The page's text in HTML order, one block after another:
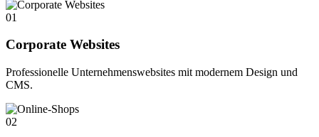
01
Corporate Websites
Professionelle Unternehmenswebsites mit modernem Design und
CMS.
02